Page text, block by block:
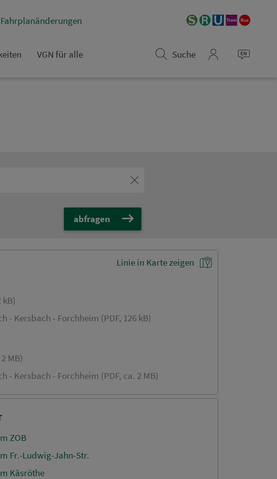
Fahr­plan­ände­rungen
VGN für alle
Suche
abfragen
Linie in Karte zeigen
- Kersbach - Forchheim (PDF, 126 kB)
MB)
- Kersbach - Forchheim (PDF, ca. 2 MB)
ZOB
Fr.-Ludwig-Jahn-Str.
Käsröthe